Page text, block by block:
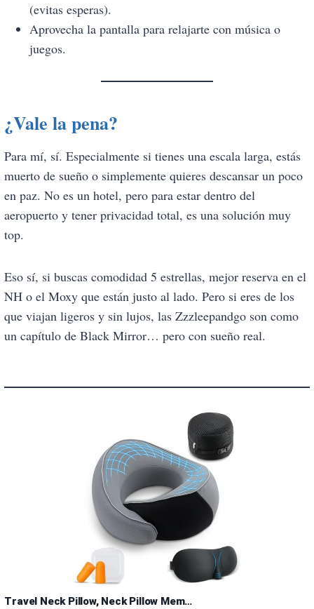
(evitas esperas).
Aprovecha la pantalla para relajarte con música o
juegos.
¿Vale la pena?
Para mí, sí. Especialmente si tienes una escala larga, estás
muerto de sueño o simplemente quieres descansar un poco
en paz. No es un hotel, pero para estar dentro del
aeropuerto y tener privacidad total, es una solución muy
top.
Eso sí, si buscas comodidad 5 estrellas, mejor reserva en el
NH o el Moxy que están justo al lado. Pero si eres de los
que viajan ligeros y sin lujos, las Zzzleepandgo son como
un capítulo de Black Mirror… pero con sueño real.
Travel Neck Pillow, Neck Pillow Mem…